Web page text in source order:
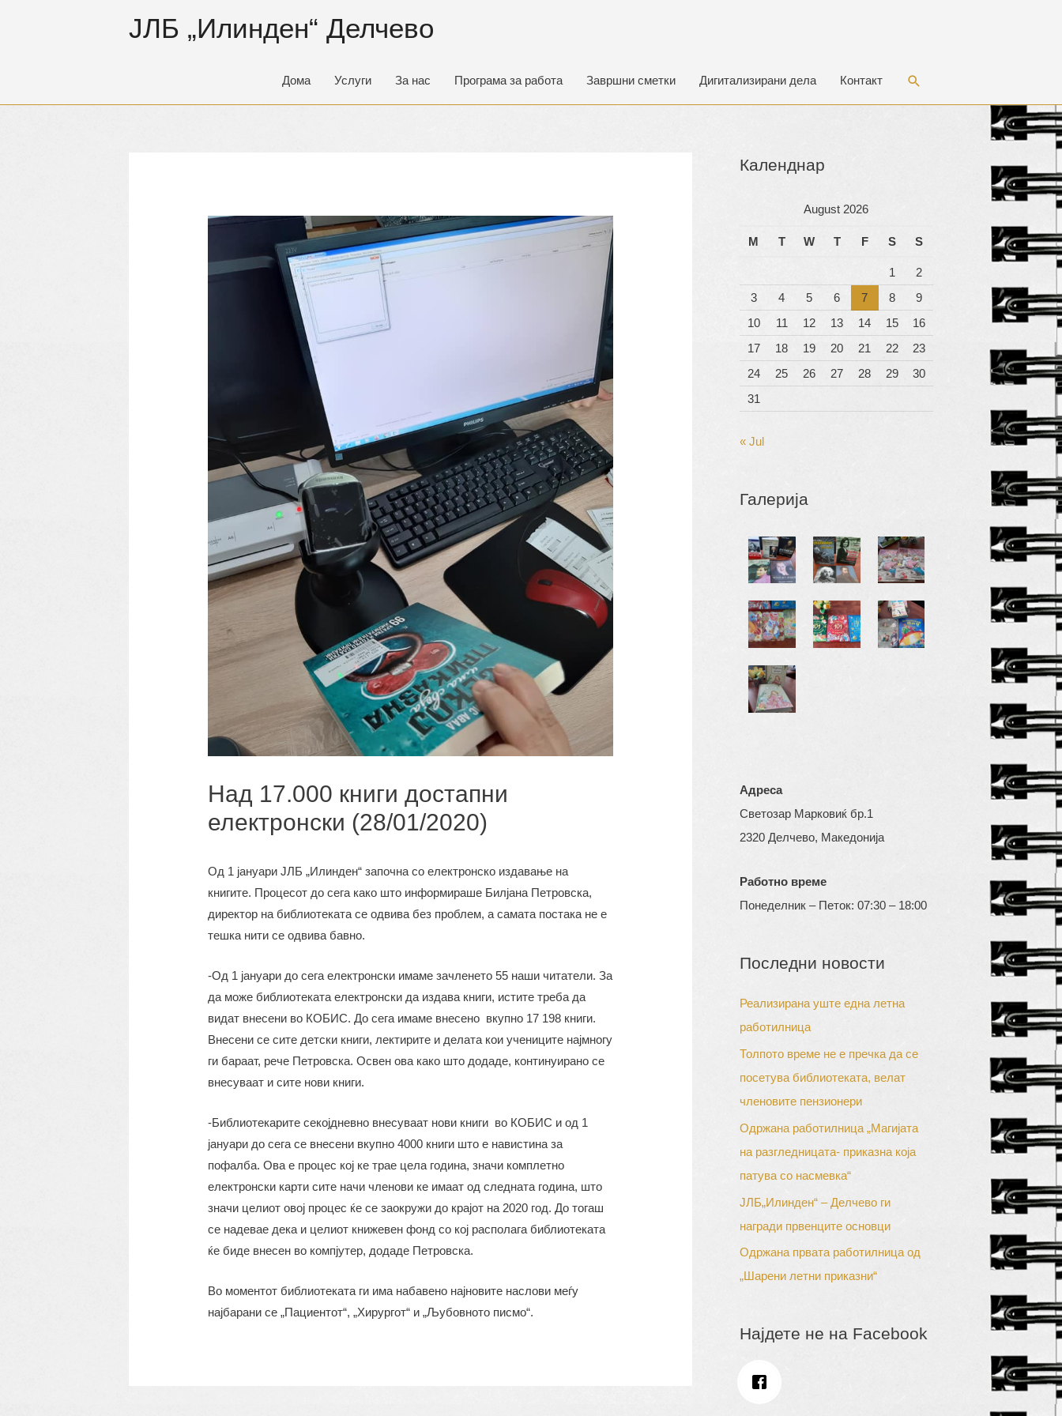
ЈЛБ „Илинден“ Делчево
Дома Услуги За нас Програма за работа Завршни сметки Дигитализирани дела Контакт Search
Над 17.000 книги достапни
електронски (28/01/2020)
Од 1 јануари ЈЛБ „Илинден“ започна со електронско издавање на
книгите. Процесот до сега како што информираше Билјана Петровска,
директор на библиотеката се одвива без проблем, а самата постака не е
тешка нити се одвива бавно.
-Од 1 јануари до сега електронски имаме зачленето 55 наши читатели. За
да може библиотеката електронски да издава книги, истите треба да
видат внесени во КОБИС. До сега имаме внесено вкупно 17 198 книги.
Внесени се сите детски книги, лектирите и делата кои учениците најмногу
ги бараат, рече Петровска. Освен ова како што додаде, континуирано се
внесуваат и сите нови книги.
-Библиотекарите секојдневно внесуваат нови книги во КОБИС и од 1
јануари до сега се внесени вкупно 4000 книги што е навистина за
пофалба. Ова е процес кој ке трае цела година, значи комплетно
електронски карти сите начи членови ке имаат од следната година, што
значи целиот овој процес ќе се заокружи до крајот на 2020 год. До тогаш
се надевае дека и целиот книжевен фонд со кој располага библиотеката
ќе биде внесен во компјутер, додаде Петровска.
Во моментот библиотеката ги има набавено најновите наслови меѓу
најбарани се „Пациентот“, „Хирургот“ и „Љубовното писмо“.
Календнар
August 2026
M T W T F S S
1
2
3
4 5 6 7 8
9
10
11 12 13 14 15
16
17
18 19 20 21 22
23
24
25 26 27 28 29
30
31
« Jul
Галерија
Адреса
Светозар Марковиќ бр.1
2320 Делчево, Македонија
Работно време
Понеделник – Петок: 07:30 – 18:00
Последни новости
Реализирана уште една летна
работилница
Толпото време не е пречка да се
посетува библиотеката, велат
членовите пензионери
Одржана работилница „Магијата
на разгледницата- приказна која
патува со насмевка“
ЈЛБ„Илинден“ – Делчево ги
награди првенците основци
Одржана првата работилница од
„Шарени летни приказни“
Најдете не на Facebook